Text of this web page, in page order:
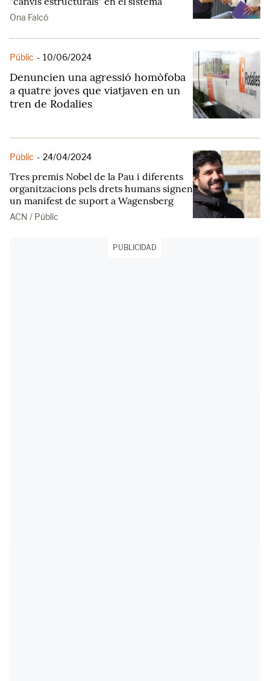
Ona Falcó
Públic - 10/06/2024
Denuncien una agressió homòfoba
a quatre joves que viatjaven en un
tren de Rodalies
Públic - 24/04/2024
Tres premis Nobel de la Pau i diferents
organitzacions pels drets humans signen
un manifest de suport a Wagensberg
ACN / Públic
PUBLICIDAD